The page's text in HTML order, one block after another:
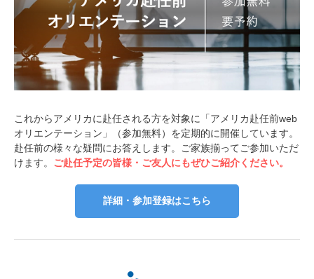
これからアメリカに赴任される方を対象に「アメリカ赴任前web
オリエンテーション」（参加無料）を定期的に開催しています。
赴任前の様々な疑問にお答えします。ご家族揃ってご参加いただ
けます。 ご赴任予定の皆様・ご友人にもぜひご紹介ください。
詳細・参加登録はこちら